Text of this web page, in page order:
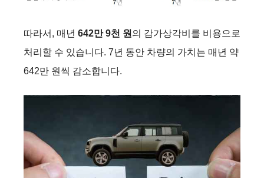
따라서, 매년 642만 9천 원 의 감가상각비를 비용으로
처리할 수 있습니다. 7년 동안 차량의 가치는 매년 약
642만 원씩 감소합니다.